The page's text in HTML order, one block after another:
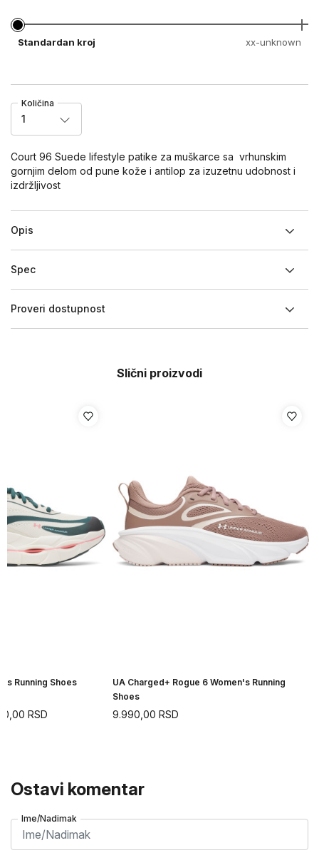
Standardan kroj xx-unknown
Količina
1
Court 96 Suede lifestyle patike za muškarce sa vrhunskim
gornjim delom od pune kože i antilop za izuzetnu udobnost i
izdržljivost
Opis
Spec
Proveri dostupnost
Slični proizvodi
Running Shoes
RSD
UA Charged+ Rogue 6 Women's Running
Shoes
9.990,00 RSD
Ostavi komentar
Ime/Nadimak